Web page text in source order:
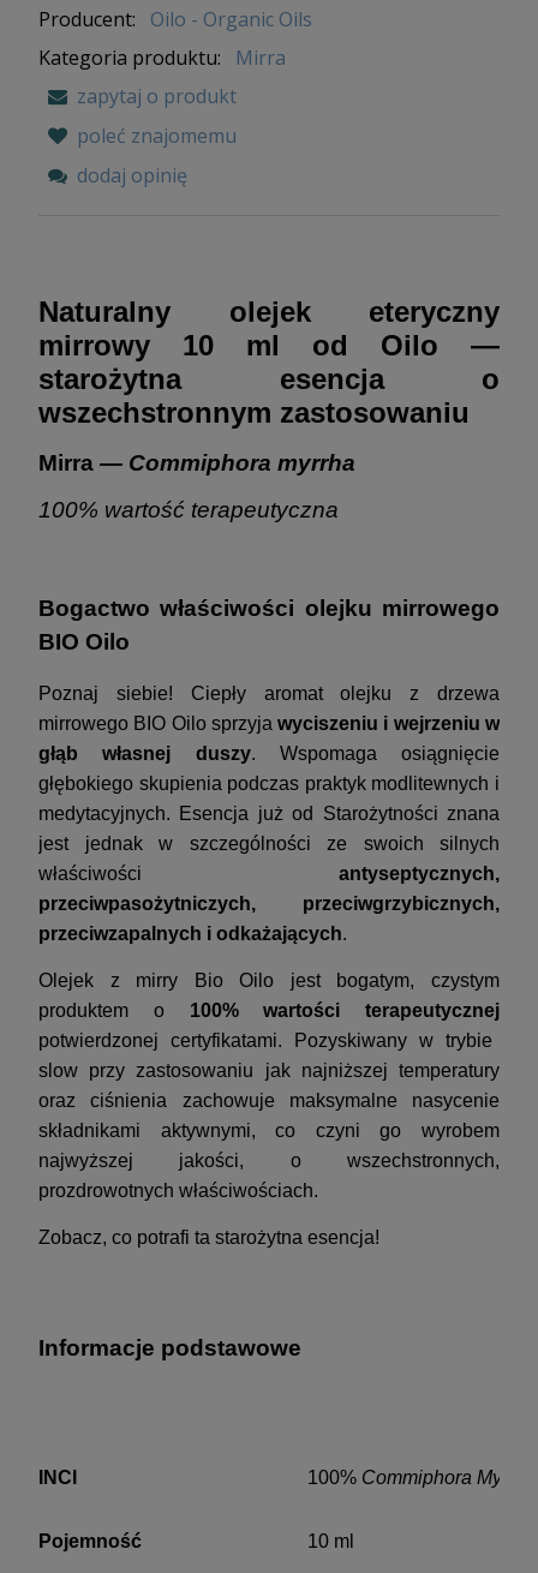
Producent:
Oilo - Organic Oils
Kategoria produktu:
Mirra
zapytaj o produkt
poleć znajomemu
dodaj opinię
Naturalny olejek eteryczny
mirrowy 10 ml od Oilo —
starożytna esencja o
wszechstronnym zastosowaniu
Mirra — Commiphora myrrha
100% wartość terapeutyczna
Bogactwo właściwości olejku mirrowego
BIO Oilo
Poznaj siebie! Ciepły aromat olejku z drzewa
mirrowego BIO Oilo sprzyjawyciszeniu i wejrzeniu w
głąb własnej duszy. Wspomaga osiągnięcie
głębokiego skupienia podczas praktyk modlitewnych i
medytacyjnych. Esencja już od Starożytności znana
jest jednak w szczególności ze swoich silnych
właściwości antyseptycznych,
przeciwpasożytniczych, przeciwgrzybicznych,
przeciwzapalnych i odkażających.
Olejek z mirry Bio Oilo jest bogatym, czystym
produktem o 100% wartości terapeutycznej
potwierdzonej certyfikatami. Pozyskiwany w trybie
slow przy zastosowaniu jak najniższej temperatury
oraz ciśnienia zachowuje maksymalne nasycenie
składnikami aktywnymi, co czyni go wyrobem
najwyższej jakości, o wszechstronnych,
prozdrowotnych właściwościach.
Zobacz, co potrafi ta starożytna esencja!
Informacje podstawowe
INCI 100% Commiphora
Pojemność 10 ml